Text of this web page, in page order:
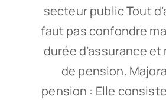
secteur public Tout
faut pas confondre
durée d’assurance
de pension.
pension : Elle